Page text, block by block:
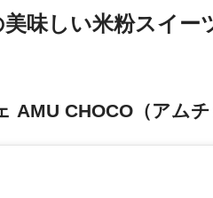
味しい米粉スイー
AMU CHOCO（アムチ